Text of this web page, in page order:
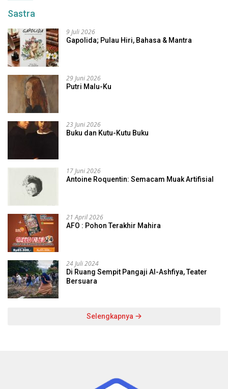
Sastra
9 Juli 2026
Gapolida; Pulau Hiri, Bahasa & Mantra
29 Juni 2026
Putri Malu-Ku
23 Juni 2026
Buku dan Kutu-Kutu Buku
17 Juni 2026
Antoine Roquentin: Semacam Muak Artifisial
21 April 2026
AFO : Pohon Terakhir Mahira
24 Juli 2024
Di Ruang Sempit Pangaji Al-Ashfiya, Teater
Bersuara
Selengkapnya